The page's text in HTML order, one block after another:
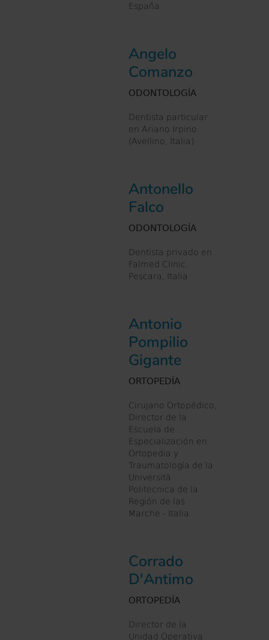
España
Angelo
Comanzo
ODONTOLOGÍA
Dentista particular
en Ariano Irpino
(Avellino, Italia)
Antonello
Falco
ODONTOLOGÍA
Dentista privado en
Falmed Clinic,
Pescara, Italia
Antonio
Pompilio
Gigante
ORTOPEDÍA
Cirujano Ortopédico,
Director de la
Escuela de
Especialización en
Ortopedia y
Traumatología de la
Università
Politecnica de la
Región de las
Marche - Italia
Corrado
D'Antimo
ORTOPEDÍA
Director de la
Unidad Operativa